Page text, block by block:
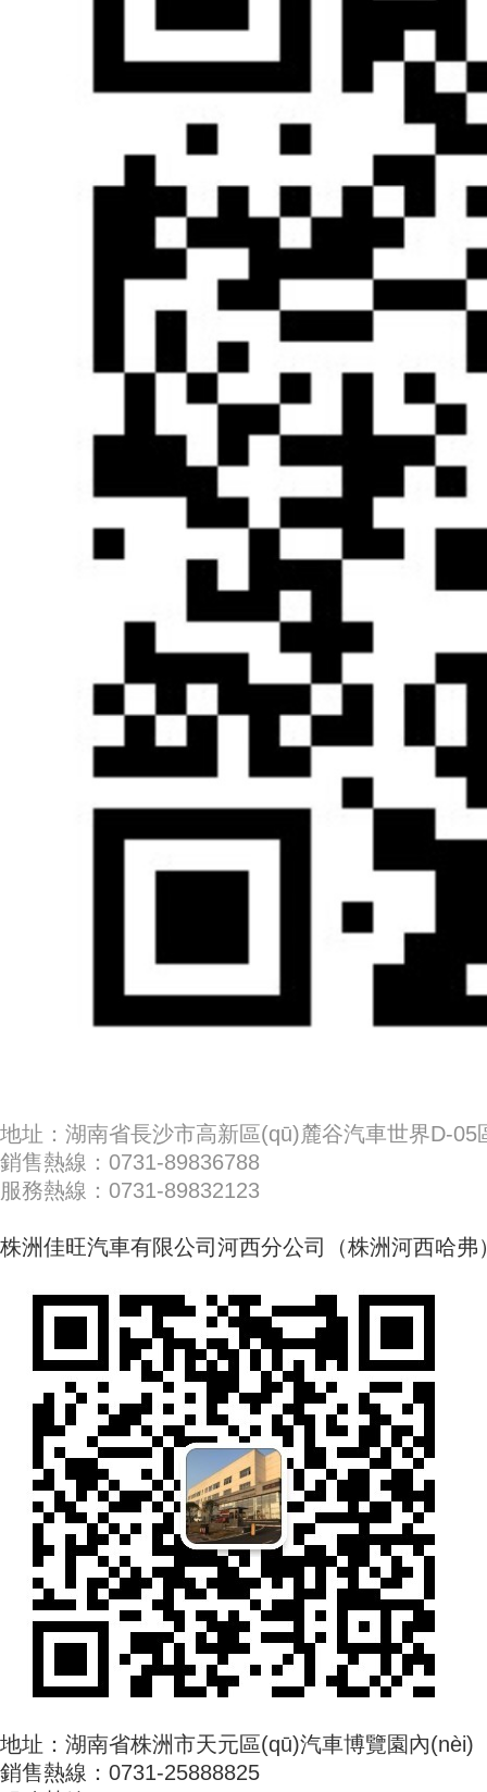
地址：湖南省長沙市高新區(qū)麓谷汽車世界D-05
銷售熱線：0731-89836788
服務熱線：0731-89832123
株洲佳旺汽車有限公司河西分公司（株洲河西哈弗
地址：湖南省株洲市天元區(qū)汽車博覽園內(nèi)
銷售熱線：0731-25888825